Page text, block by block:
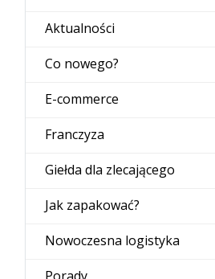
Aktualności
Co nowego?
E-commerce
Franczyza
Giełda dla zlecającego
Jak zapakować?
Nowoczesna logistyka